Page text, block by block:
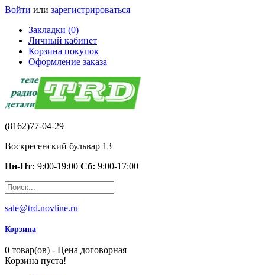
Войти или зарегистрироваться
Закладки (0)
Личный кабинет
Корзина покупок
Оформление заказа
(8162)77-04-29
Воскресенский бульвар 13
Пн-Пт: 9:00-19:00 Сб: 9:00-17:00
sale@trd.novline.ru
Корзина
0 товар(ов) - Цена договорная
Корзина пуста!